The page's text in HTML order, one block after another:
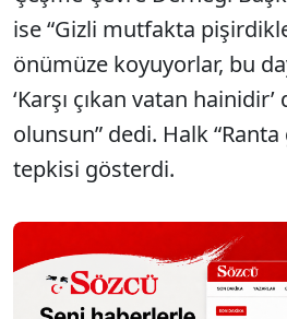
ise “Gizli mutfakta
önümüze koyuyorlar, bu
‘Karşı çıkan vatan
olunsun” dedi. Halk
tepkisi gösterdi.